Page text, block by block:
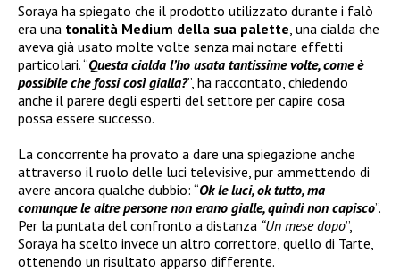
Soraya ha spiegato che il prodotto utilizzato durante i falò
era una tonalità Medium della sua palette , una cialda che
aveva già usato molte volte senza mai notare effetti
particolari. “Questa cialda l’ho usata tantissime volte, come è
possibile che fossi così gialla?”, ha raccontato, chiedendo
anche il parere degli esperti del settore per capire cosa
possa essere successo.
La concorrente ha provato a dare una spiegazione anche
attraverso il ruolo delle luci televisive, pur ammettendo di
avere ancora qualche dubbio: “Ok le luci, ok tutto, ma
comunque le altre persone non erano gialle, quindi non capisco”.
Per la puntata del confronto a distanza “Un mese dopo”,
Soraya ha scelto invece un altro correttore, quello di Tarte,
ottenendo un risultato apparso differente.